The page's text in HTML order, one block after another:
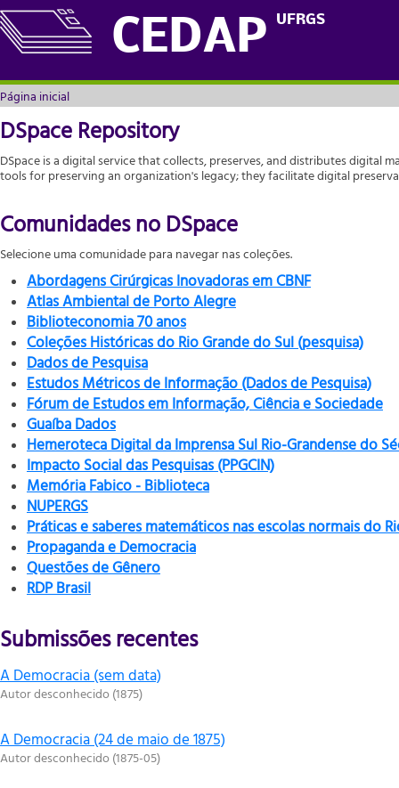
CEDAP UFRGS
Página inicial
Página inicial
DSpace Repository
DSpace is a digital service that collects, preserves, and distributes digital
tools for preserving an organization's legacy; they facilitate digital
Comunidades no DSpace
Selecione uma comunidade para navegar nas coleções.
Abordagens Cirúrgicas Inovadoras em CBNF
Atlas Ambiental de Porto Alegre
Biblioteconomia 70 anos
Coleções Históricas do Rio Grande do Sul (pesquisa)
Dados de Pesquisa
Estudos Métricos de Informação (Dados de Pesquisa)
Fórum de Estudos em Informação, Ciência e Sociedade
Guaíba Dados
Hemeroteca Digital da Imprensa Sul Rio-Grandense do
Impacto Social das Pesquisas (PPGCIN)
Memória Fabico - Biblioteca
NUPERGS
Práticas e saberes matemáticos nas escolas normais do
Propaganda e Democracia
Questões de Gênero
RDP Brasil
Submissões recentes
A Democracia (sem data)
Autor desconhecido(1875)
A Democracia (24 de maio de 1875)
Autor desconhecido(1875-05)